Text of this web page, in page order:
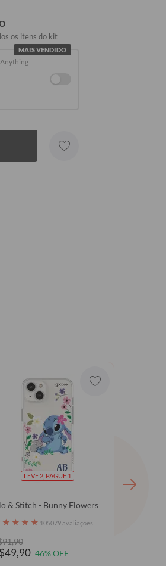
os itens do kit
MAIS VENDIDO
Anything
LEVE 2, PAGUE 1
& Stitch - Bunny Flowers
★ ★ ★ ★ 105079 avaliações
46% OFF